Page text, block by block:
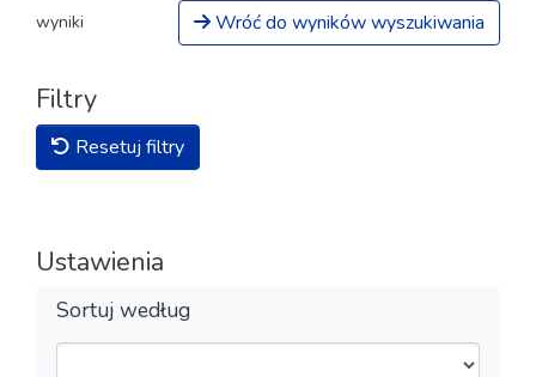
wyniki Wróć do wyników wyszukiwania
Filtry
Resetuj filtry
Ustawienia
Sortuj według